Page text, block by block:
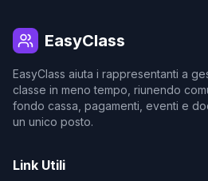
EasyClass
EasyClass aiuta i rappresentanti a
classe in meno tempo, riunendo
fondo cassa, pagamenti, eventi e
un unico posto.
Link Utili